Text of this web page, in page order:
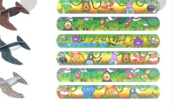
Svævefly Legetøj som favorit
Markér slap Bracelet Snap